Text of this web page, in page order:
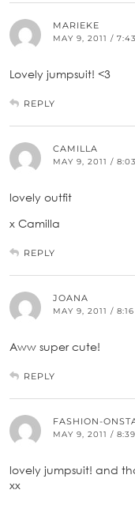
MARIEKE
MAY 9, 2011 /
Lovely jumpsuit! <3
REPLY
CAMILLA
MAY 9, 2011 /
lovely outfit
x Camilla
REPLY
JOANA
MAY 9, 2011 /
Aww super cute!
REPLY
FASHION-
MAY 9, 2011 /
lovely jumpsuit! and
xx